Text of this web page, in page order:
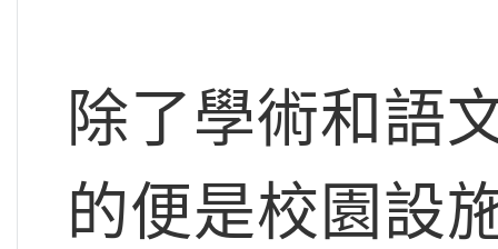
除了學術和語
的便是校園設